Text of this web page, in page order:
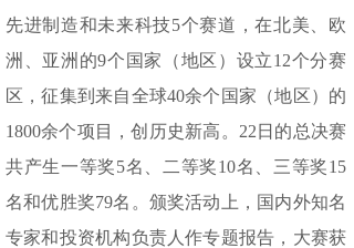
先进制造和未来科技5个赛道，在北美、欧
洲、亚洲的9个国家（地区）设立12个分赛
区，征集到来自全球40余个国家（地区）的
1800余个项目，创历史新高。22日的总决赛
共产生一等奖5名、二等奖10名、三等奖15
名和优胜奖79名。颁奖活动上，国内外知名
专家和投资机构负责人作专题报告，大赛获